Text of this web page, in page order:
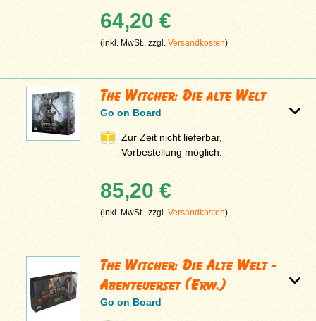
64,20 €
(inkl. MwSt., zzgl.Versandkosten)
The Witcher: Die alte Welt
Go on Board
Zur Zeit nicht lieferbar,
Vorbestellung möglich.
85,20 €
(inkl. MwSt., zzgl.Versandkosten)
The Witcher: Die Alte Welt -
Abenteuerset (Erw.)
Go on Board